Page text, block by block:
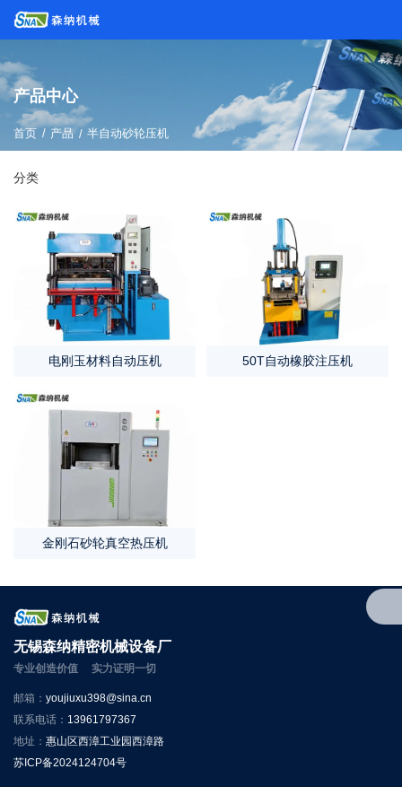
产品中心
首页 / 产品 / 半自动砂轮压机
分类
电刚玉材料自动压机 50T自动橡胶注压机
金刚石砂轮真空热压机
无锡森纳精密机械设备厂
专业创造价值 实力证明一切
邮箱： youjiuxu398@sina.cn
联系电话： 13961797367
地址： 惠山区西漳工业园西漳路
苏ICP备2024124704号